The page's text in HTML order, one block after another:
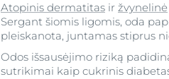
Atopinis dermatitas ir žvynelinė
Sergant šiomis ligomis, oda
pleiskanota, juntamas stiprus
Odos išsausėjimo riziką
sutrikimai kaip cukrinis